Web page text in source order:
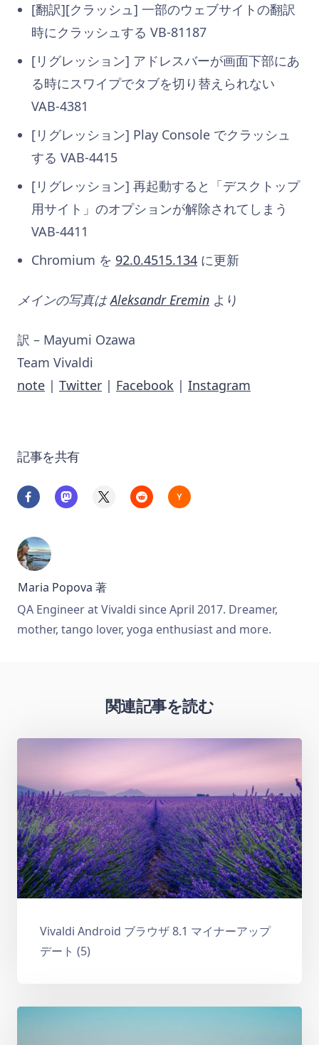
[翻訳][クラッシュ] 一部のウェブサイトの翻訳
時にクラッシュする VB-81187
[リグレッション] アドレスバーが画面下部にあ
る時にスワイプでタブを切り替えられない
VAB-4381
[リグレッション] Play Console でクラッシュ
する VAB-4415
[リグレッション] 再起動すると「デスクトップ
用サイト」のオプションが解除されてしまう
VAB-4411
Chromium を 92.0.4515.134 に更新
メインの写真はAleksandr Eremin より
訳 – Mayumi Ozawa
Team Vivaldi
note | Twitter | Facebook | Instagram
記事を共有
Maria Popova 著
QA Engineer at Vivaldi since April 2017. Dreamer,
mother, tango lover, yoga enthusiast and more.
関連記事を読む
Vivaldi Android ブラウザ 8.1 マイナーアップ
デート (5)